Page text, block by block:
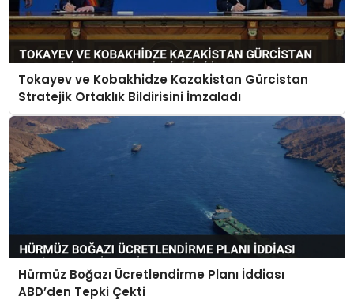
Tokayev ve Kobakhidze Kazakistan Gürcistan
Stratejik Ortaklık Bildirisini İmzaladı
Hürmüz Boğazı Ücretlendirme Planı İddiası
ABD’den Tepki Çekti